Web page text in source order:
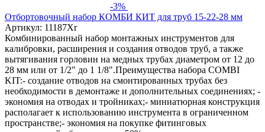
-3%
Отбортовочный набор КОМБИ КИТ для труб 15-22-28 мм
Артикул: 11187Xr
Комбинированный набор монтажных инструментов для
калибровки, расширения и создания отводов труб, а также
вытягивания горловин на медных трубах диаметром от 12 до
28 мм или от 1/2" до 1 1/8".Преимущества набора COMBI
KIT:- создание отводов на смонтированных трубах без
необходимости в демонтаже и дополнительных соединениях; -
экономия на отводах и тройниках;- миниатюрная конструкция
располагает к использованию инструмента в ограниченном
пространстве;- экономия на покупке фитинговых